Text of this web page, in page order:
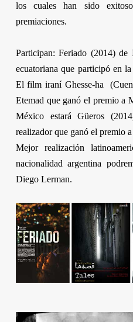
los cuales han sido
premiaciones.
Participan:Feriado (2014) de
ecuatoriana que participó en
El film iraní Ghesse-ha
Etemadque ganó el premio a
México estaráGüeros
realizador que ganó el premio
Mejor realización
nacionalidad argentina
Diego Lerman.